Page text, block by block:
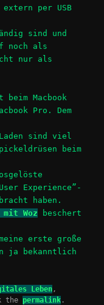
per USB
sind und
noch als
nur als
Macbook
Pro. Dem
sind viel
beim
Experience”-
haben.
Woz beschert
erste große
ja bekanntlich
Leben,
the permalink .